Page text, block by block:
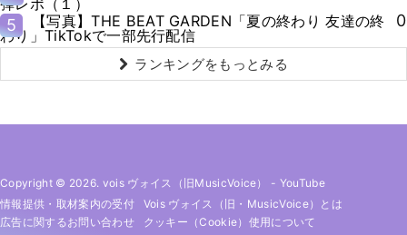
5
【写真】THE BEAT GARDEN「夏の終わり 友達の終
わり」TikTokで一部先行配信
0
ランキングをもっとみる
Copyright © 2026. vois ヴォイス（旧MusicVoice） - YouTube
情報提供・取材案内の受付
Vois ヴォイス（旧・MusicVoice）とは
広告に関するお問い合わせ
クッキー（cookie）使用について